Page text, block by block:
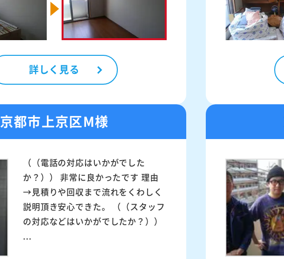
詳しく見る
京都市上京区M様
（（電話の対応はいかがでした
か？）） 非常に良かったです 理由
→見積りや回収まで流れをくわしく
説明頂き安心できた。 （（スタッフ
の対応などはいかがでしたか？））
...